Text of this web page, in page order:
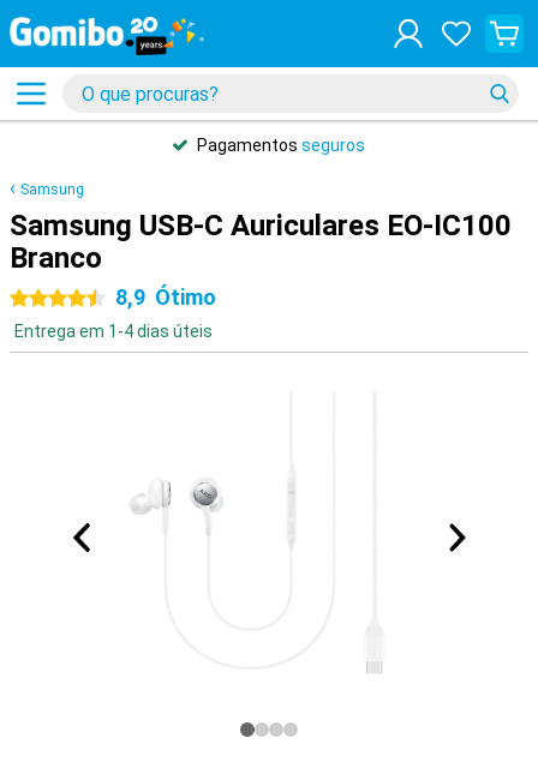
Pagamentos seguros
Samsung
Samsung USB-C Auriculares EO-IC100
Branco
4.5 estrelas
8,9 Ótimo
Entrega em 1-4 dias úteis